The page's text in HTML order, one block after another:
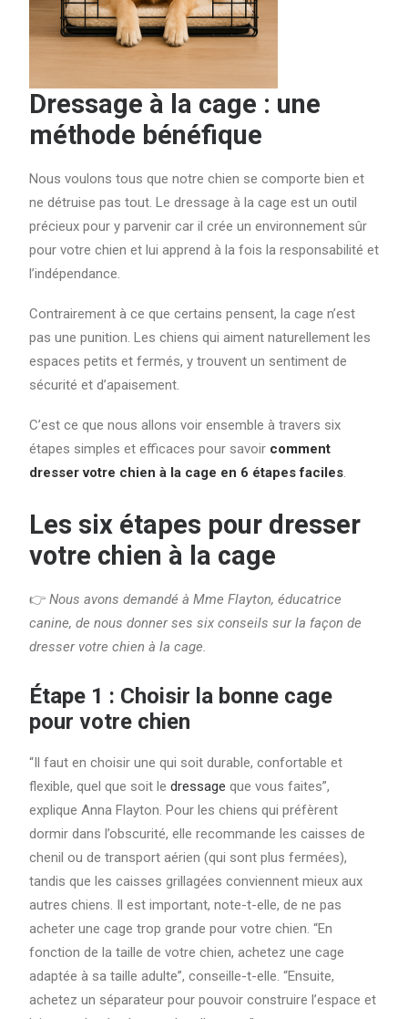
Dressage à la cage : une
méthode bénéfique
Nous voulons tous que notre chien se comporte bien et
ne détruise pas tout. Le dressage à la cage est un outil
précieux pour y parvenir car il crée un environnement sûr
pour votre chien et lui apprend à la fois la responsabilité et
l’indépendance.
Contrairement à ce que certains pensent, la cage n’est
pas une punition. Les chiens qui aiment naturellement les
espaces petits et fermés, y trouvent un sentiment de
sécurité et d’apaisement.
C’est ce que nous allons voir ensemble à travers six
étapes simples et efficaces pour savoir comment
dresser votre chien à la cage en 6 étapes faciles.
Les six étapes pour dresser
votre chien à la cage
👉 Nous avons demandé à Mme Flayton, éducatrice
canine, de nous donner ses six conseils sur la façon de
dresser votre chien à la cage.
Étape 1 : Choisir la bonne cage
pour votre chien
“Il faut en choisir une qui soit durable, confortable et
flexible, quel que soit le dressage que vous faites”,
explique Anna Flayton. Pour les chiens qui préfèrent
dormir dans l’obscurité, elle recommande les caisses de
chenil ou de transport aérien (qui sont plus fermées),
tandis que les caisses grillagées conviennent mieux aux
autres chiens. Il est important, note-t-elle, de ne pas
acheter une cage trop grande pour votre chien. “En
fonction de la taille de votre chien, achetez une cage
adaptée à sa taille adulte”, conseille-t-elle. “Ensuite,
achetez un séparateur pour pouvoir construire l’espace et